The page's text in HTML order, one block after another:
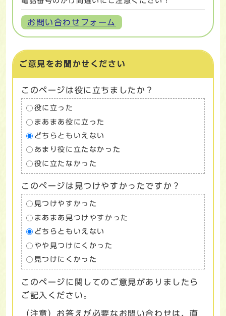
お問い合わせフォーム
ご意見をお聞かせください
このページは役に立ちましたか？
役に立った
まあまあ役に立った
どちらともいえない
あまり役に立たなかった
役に立たなかった
このページは見つけやすかったですか？
見つけやすかった
まあまあ見つけやすかった
どちらともいえない
やや見つけにくかった
見つけにくかった
このページに関してのご意見がありましたら
ご記入ください。
（注意）お答えが必要なお問い合わせは、直